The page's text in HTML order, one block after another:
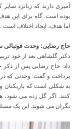
آمیزی دارند که زبانزد
بوده است. گاه برای این
اما هدف، ایجاد اختلاف است .
حاج رضایی: وحدت فوتبالی
دکتر گلشاهی بعد از خود
داد. حاج رضایی پس از ذکر
پرداخت و گفت: وحدتی که در
به شکلی است که
کنند. اگر گل زده می
نگران می شوند. این یک